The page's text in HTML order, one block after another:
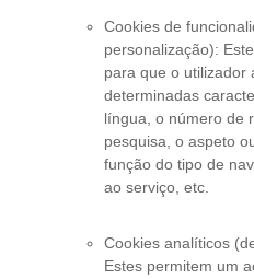
Cookies de
personalização):
para que o utilizador
determinadas
língua, o número de
pesquisa, o aspeto
função do tipo de
ao serviço, etc.
Cookies analíticos
Estes permitem um